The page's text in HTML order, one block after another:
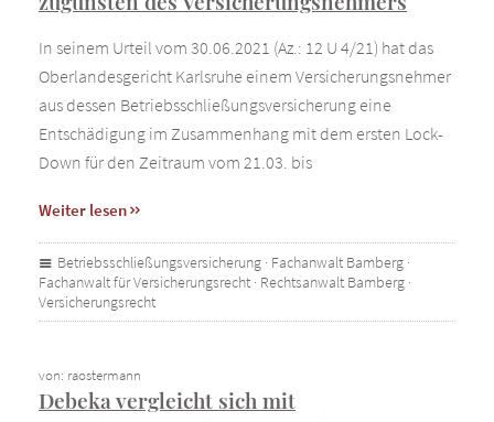
In seinem Urteil vom 30.06.2021 (Az.: 12 U 4/21) hat das
Oberlandesgericht Karlsruhe einem Versicherungsnehmer
aus dessen Betriebsschließungsversicherung eine
Entschädigung im Zusammenhang mit dem ersten Lock-
Down für den Zeitraum vom 21.03. bis
Weiter lesen
Betriebsschließungsversicherung · Fachanwalt Bamberg ·
Fachanwalt für Versicherungsrecht · Rechtsanwalt Bamberg ·
Versicherungsrecht
von: raostermann
Debeka vergleicht sich mit